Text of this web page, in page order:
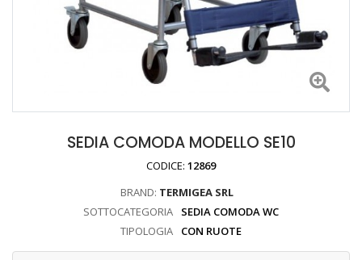
SEDIA COMODA MODELLO SE10
CODICE: 12869
BRAND: TERMIGEA SRL
SOTTOCATEGORIA
SEDIA COMODA WC
TIPOLOGIA
CON RUOTE